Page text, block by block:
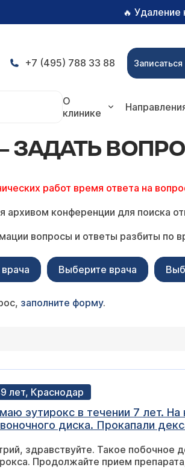
🔥 Удаление
+7 (495) 788 33 88
О
клинике
ЗАДАТЬ
работ время ответа на
архивом конференции для поиска
вопросы и ответы разбиты по
Выберите врача
заполните форму.
лет, Краснодар
эутирокс в течении 7 лет.
диска. Прокапали
ли это с
здравствуйте. Такое побочное
Продолжайте прием